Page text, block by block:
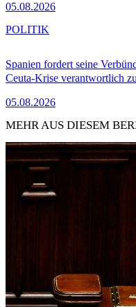
05.08.2026
Spanien fordert seine
Ceuta-Krise verantwortlich
05.08.2026
POLITIK
MEHR AUS DIESEM